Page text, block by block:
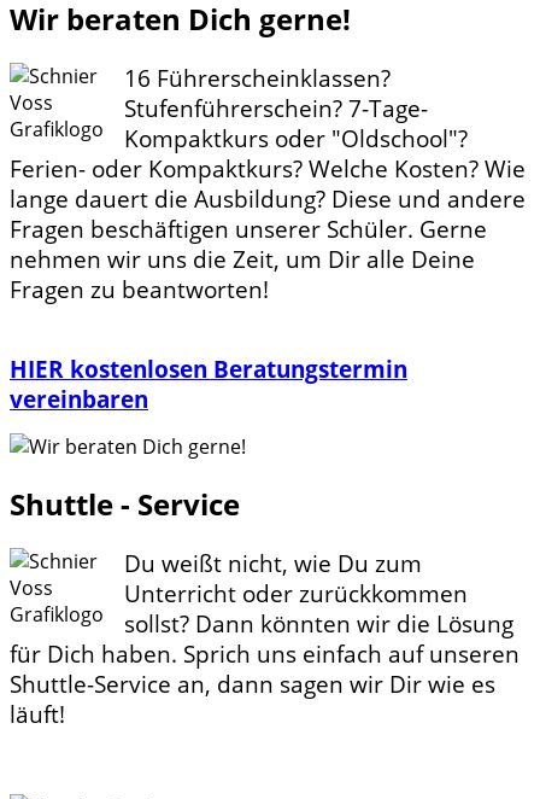
Wir beraten Dich gerne!
16 Führerscheinklassen?
Stufenführerschein? 7-Tage-
Kompaktkurs oder "Oldschool"?
Ferien- oder Kompaktkurs? Welche Kosten? Wie
lange dauert die Ausbildung? Diese und andere
Fragen beschäftigen unserer Schüler. Gerne
nehmen wir uns die Zeit, um Dir alle Deine
Fragen zu beantworten!
HIER kostenlosen Beratungstermin
vereinbaren
Shuttle - Service
Du weißt nicht, wie Du zum
Unterricht oder zurückkommen
sollst? Dann könnten wir die Lösung
für Dich haben. Sprich uns einfach auf unseren
Shuttle-Service an, dann sagen wir Dir wie es
läuft!